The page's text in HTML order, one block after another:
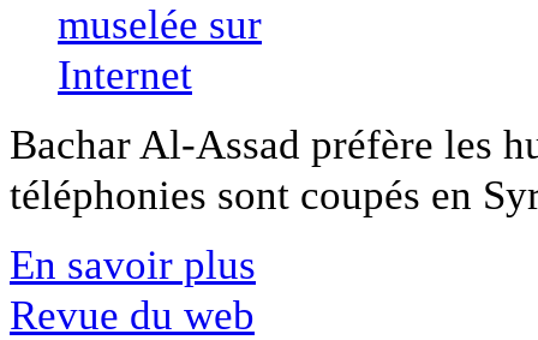
Bachar Al-Assad préfère les
téléphonies sont coupés en
En savoir plus
Revue du web